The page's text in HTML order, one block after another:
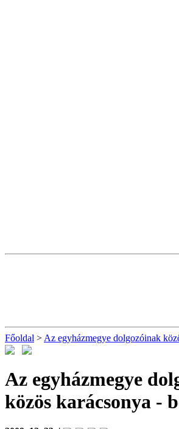
Főoldal > Az egyházmegye dolgozóinak
Az egyházmegye
közös karácsonya -